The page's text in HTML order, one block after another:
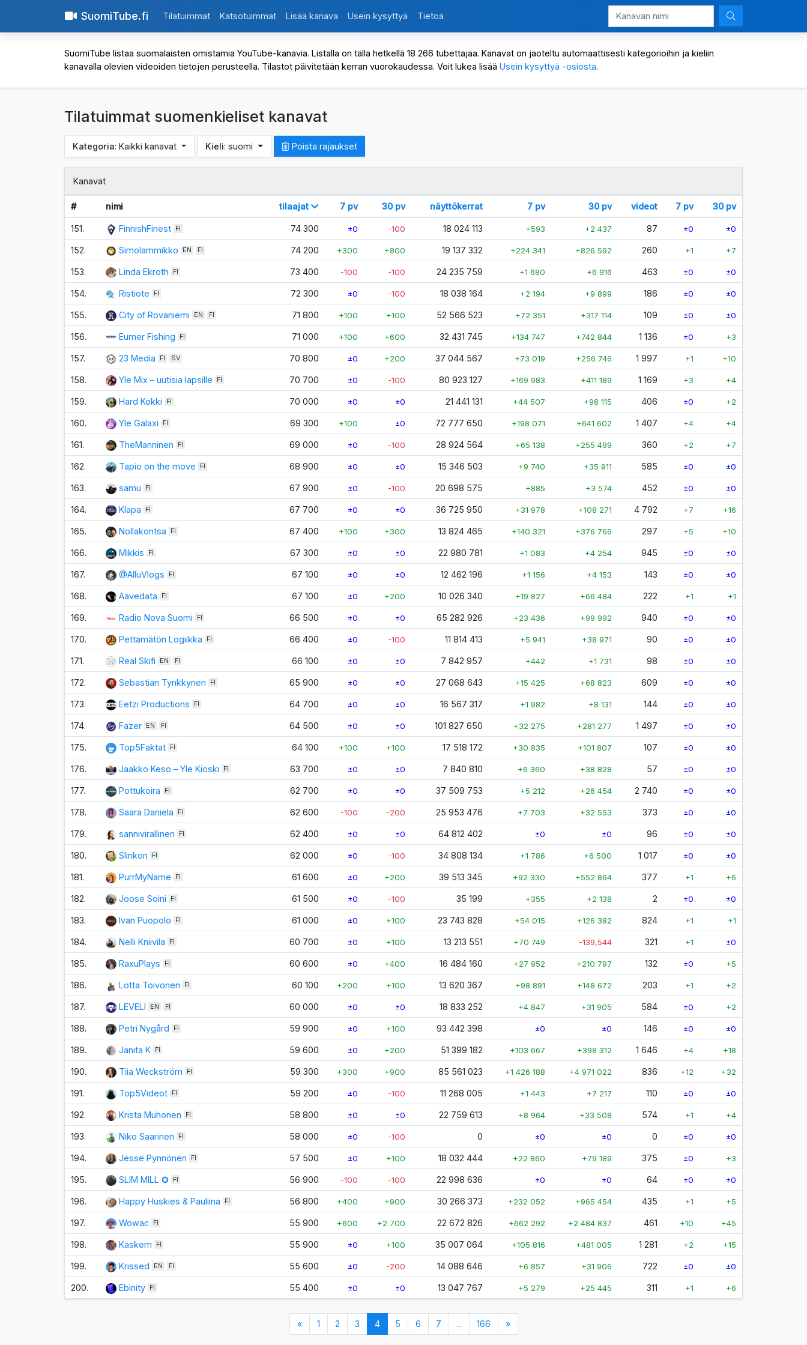
SuomiTube.fi Tilatuimmat Katsotuimmat Lisää kanava Usein kysyttyä Tietoa
SuomiTube listaa suomalaisten omistamia YouTube-kanavia. Listalla on tällä hetkellä 18 266 tubettajaa. Kanavat on jaoteltu automaattisesti kategorioihin ja kieliin
kanavalla olevien videoiden tietojen perusteella. Tilastot päivitetään kerran vuorokaudessa. Voit lukea lisää Usein kysyttyä -osiosta.
Tilatuimmat suomenkieliset kanavat
Kategoria: Kaikki kanavat Kieli: suomi Poista rajaukset
Kanavat
# nimi tilaajat 7 pv 30 pv näyttökerrat 7 pv 30 pv videot 7 pv 30 pv
151. FinnishFinest FI 74 300 ±0 -100 18 024 113 +593 +2 437 87 ±0 ±0
152. Simolammikko EN FI 74 200 +300 +800 19 137 332 +224 341 +826 592 260 +1 +7
153. Linda Ekroth FI 73 400 -100 -100 24 235 759 +1 680 +6 916 463 ±0 ±0
154. Ristiote FI 72 300 ±0 -100 18 038 164 +2 194 +9 899 186 ±0 ±0
155. City of Rovaniemi EN FI 71 800 +100 +100 52 566 523 +72 351 +317 114 109 ±0 ±0
156. Eumer Fishing FI 71 000 +100 +600 32 431 745 +134 747 +742 844 1 136 ±0 +3
157. 23 Media FI SV 70 800 ±0 +200 37 044 567 +73 019 +256 746 1 997 +1 +10
158. Yle Mix – uutisia lapsille FI 70 700 ±0 -100 80 923 127 +169 983 +411 189 1 169 +3 +4
159. Hard Kokki FI 70 000 ±0 ±0 21 441 131 +44 507 +98 115 406 ±0 +2
160. Yle Galaxi FI 69 300 +100 ±0 72 777 650 +198 071 +641 602 1 407 +4 +4
161. TheManninen FI 69 000 ±0 -100 28 924 564 +65 138 +255 499 360 +2 +7
162. Tapio on the move FI 68 900 ±0 ±0 15 346 503 +9 740 +35 911 585 ±0 ±0
163. samu FI 67 900 ±0 -100 20 698 575 +885 +3 574 452 ±0 ±0
164. Klapa FI 67 700 ±0 ±0 36 725 950 +31 978 +108 271 4 792 +7 +16
165. Nollakontsa FI 67 400 +100 +300 13 824 465 +140 321 +376 766 297 +5 +10
166. Mikkis FI 67 300 ±0 ±0 22 980 781 +1 083 +4 254 945 ±0 ±0
167. @AlluVlogs FI 67 100 ±0 ±0 12 462 196 +1 156 +4 153 143 ±0 ±0
168. Aavedata FI 67 100 ±0 +200 10 026 340 +19 827 +66 484 222 +1 +1
169. Radio Nova Suomi FI 66 500 ±0 ±0 65 282 926 +23 436 +99 992 940 ±0 ±0
170. Pettämätön Logiikka FI 66 400 ±0 -100 11 814 413 +5 941 +38 971 90 ±0 ±0
171. Real Skifi EN FI 66 100 ±0 ±0 7 842 957 +442 +1 731 98 ±0 ±0
172. Sebastian Tynkkynen FI 65 900 ±0 ±0 27 068 643 +15 425 +68 823 609 ±0 ±0
173. Eetzi Productions FI 64 700 ±0 ±0 16 567 317 +1 982 +8 131 144 ±0 ±0
174. Fazer EN FI 64 500 ±0 ±0 101 827 650 +32 275 +281 277 1 497 ±0 ±0
175. Top5Faktat FI 64 100 +100 +100 17 518 172 +30 835 +101 807 107 ±0 ±0
176. Jaakko Keso – Yle Kioski FI 63 700 ±0 ±0 7 840 810 +6 360 +38 828 57 ±0 ±0
177. Pottukoira FI 62 700 ±0 ±0 37 509 753 +5 212 +26 454 2 740 ±0 ±0
178. Saara Daniela FI 62 600 -100 -200 25 953 476 +7 703 +32 553 373 ±0 ±0
179. sannivirallinen FI 62 400 ±0 ±0 64 812 402 ±0 ±0 96 ±0 ±0
180. Slinkon FI 62 000 ±0 -100 34 808 134 +1 786 +6 500 1 017 ±0 ±0
181. PurrMyName FI 61 600 ±0 +200 39 513 345 +92 330 +552 864 377 +1 +6
182. Joose Soini FI 61 500 ±0 -100 35 199 +355 +2 138 2 ±0 ±0
183. Ivan Puopolo FI 61 000 ±0 +100 23 743 828 +54 015 +126 382 824 +1 +1
184. Nelli Kniivila FI 60 700 ±0 +100 13 213 551 +70 749 -139,544 321 +1 ±0
185. RaxuPlays FI 60 600 ±0 +400 16 484 160 +27 952 +210 797 132 ±0 +5
186. Lotta Toivonen FI 60 100 +200 +100 13 620 367 +98 891 +148 672 203 +1 +2
187. LEVELI EN FI 60 000 ±0 ±0 18 833 252 +4 847 +31 905 584 ±0 +2
188. Petri Nygård FI 59 900 ±0 +100 93 442 398 ±0 ±0 146 ±0 ±0
189. Janita K FI 59 600 ±0 +200 51 399 182 +103 667 +398 312 1 646 +4 +18
190. Tiia Weckström FI 59 300 +300 +900 85 561 023 +1 426 188 +4 971 022 836 +12 +32
191. Top5Videot FI 59 200 ±0 -100 11 268 005 +1 443 +7 217 110 ±0 ±0
192. Krista Muhonen FI 58 800 ±0 ±0 22 759 613 +8 964 +33 508 574 +1 +4
193. Niko Saarinen FI 58 000 ±0 -100 0 ±0 ±0 0 ±0 ±0
194. Jesse Pynnönen FI 57 500 ±0 +100 18 032 444 +22 860 +79 189 375 ±0 +3
195. SLIM MILL ✪ FI 56 900 -100 -100 22 998 636 ±0 ±0 64 ±0 ±0
196. Happy Huskies & Pauliina FI 56 800 +400 +900 30 266 373 +232 052 +965 454 435 +1 +5
197. Wowac FI 55 900 +600 +2 700 22 672 826 +662 292 +2 484 837 461 +10 +45
198. Kaskem FI 55 900 ±0 +100 35 007 064 +105 816 +481 005 1 281 +2 +15
199. Krissed EN FI 55 600 ±0 -200 14 088 646 +6 857 +31 906 722 ±0 ±0
200. Ebinity FI 55 400 ±0 ±0 13 047 767 +5 279 +25 445 311 +1 +6
« 1 2 3 4(nykyinen)
5 6 7 ... 166 »